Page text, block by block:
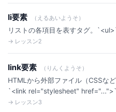
li要素 （えるあいようそ）
リストの各項目を表すタグ。
→ レッスン2
link要素 （りんくようそ）
HTMLから外部ファイル（CSSな
`<link rel="stylesheet" href="...">`
→ レッスン3